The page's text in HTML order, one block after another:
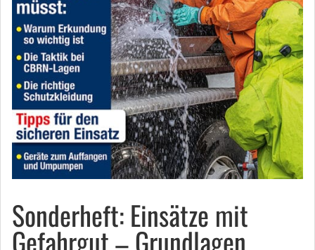
Sonderheft: Einsätze mit
Gefahrgut – Grundlagen